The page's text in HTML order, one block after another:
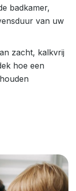
badkamer,
van uw
zacht, kalkvrij
hoe een